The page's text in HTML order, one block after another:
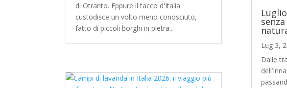
di Otranto. Eppure il tacco d'Italia
custodisce un volto meno conosciuto,
fatto di piccoli borghi in pietra...
Lug 3,
Dalle